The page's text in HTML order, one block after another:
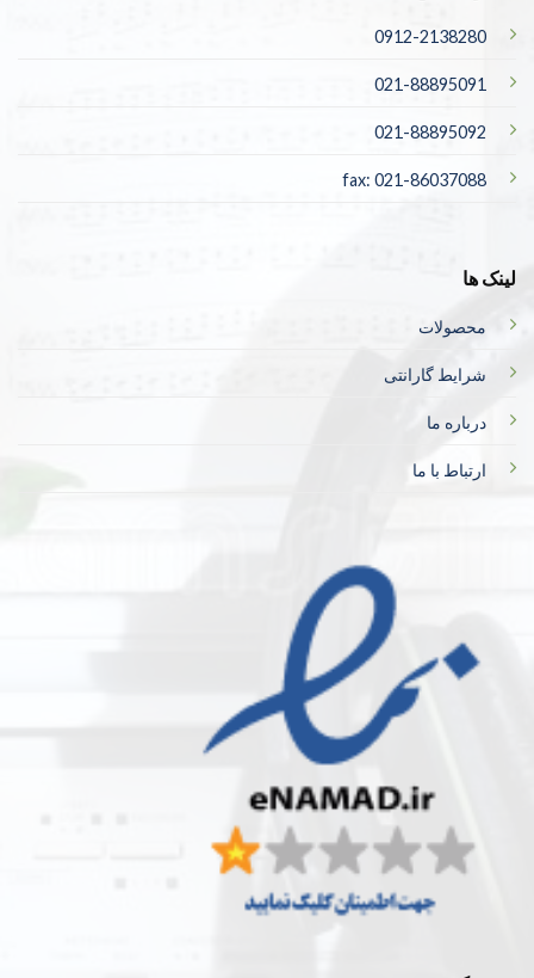
0912-2138280
021-88895091
021-88895092
fax: 021-86037088
لینک ها
محصولات
شرایط گارانتی
درباره ما
ارتباط با ما